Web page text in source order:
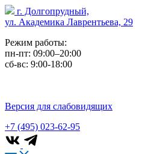
г. Долгопрудный,
ул. Академика Лаврентьева, 29
Режим работы:
пн-пт: 09:00–20:00
сб-вс: 9:00-18:00
Версия для слабовидящих
+7 (495) 023-62-95